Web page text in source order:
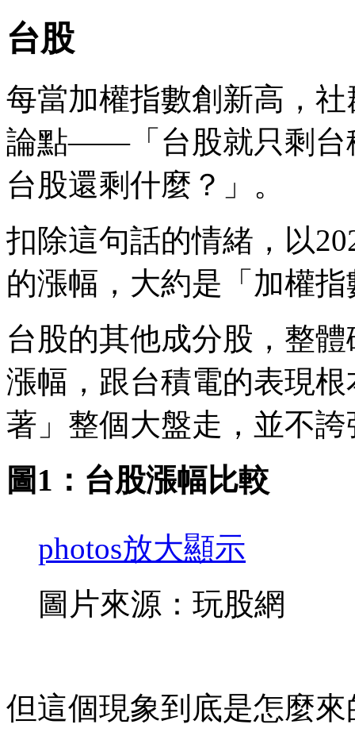
台股
每當加權指數創新高，
論點——「台股就只剩台
台股還剩什麼？」。
扣除這句話的情緒，以
的漲幅，大約是「加權
台股的其他成分股，整
漲幅，跟台積電的表現
著」整個大盤走，並不誇
圖1：台股漲幅比較
photos放大顯示
圖片來源：玩股網
但這個現象到底是怎麼